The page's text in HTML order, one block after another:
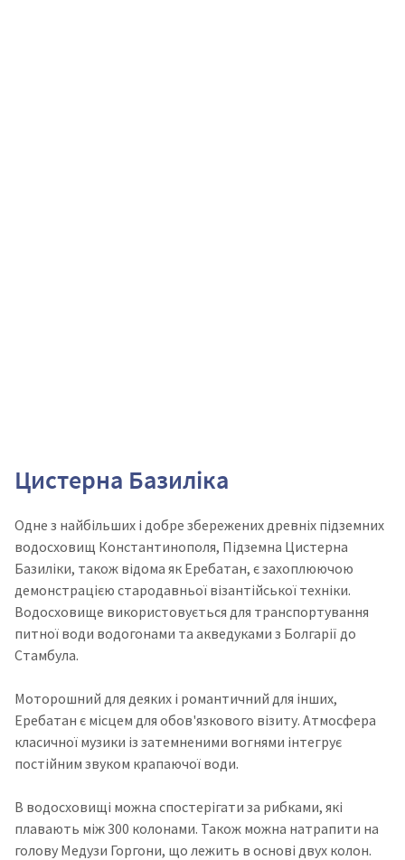
Цистерна Базиліка
Одне з найбільших і добре збережених древніх підземних
водосховищ Константинополя, Підземна Цистерна
Базиліки, також відома як Еребатан, є захоплюючою
демонстрацією стародавньої візантійської техніки.
Водосховище використовується для транспортування
питної води водогонами та акведуками з Болгарії до
Стамбула.
Моторошний для деяких і романтичний для інших,
Еребатан є місцем для обов'язкового візиту. Атмосфера
класичної музики із затемненими вогнями інтегрує
постійним звуком крапаючої води.
В водосховищі можна спостерігати за рибками, які
плавають між 300 колонами. Також можна натрапити на
голову Медузи Горгони, що лежить в основі двух колон.